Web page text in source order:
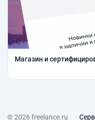
Магазин и
© 2026 freelance.ru